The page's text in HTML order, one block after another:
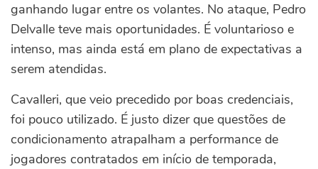
ganhando lugar entre os volantes. No ataque, Pedro
Delvalle teve mais oportunidades. É voluntarioso e
intenso, mas ainda está em plano de expectativas a
serem atendidas.
Cavalleri, que veio precedido por boas credenciais,
foi pouco utilizado. É justo dizer que questões de
condicionamento atrapalham a performance de
jogadores contratados em início de temporada,